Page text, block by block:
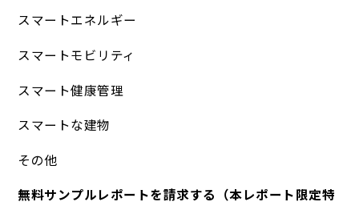
スマートエネルギー
スマートモビリティ
スマート健康管理
スマートな建物
その他
無料サンプルレポートを請求する（本レポート限定特